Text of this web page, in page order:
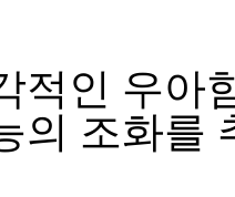
적인 우아
의 조화를